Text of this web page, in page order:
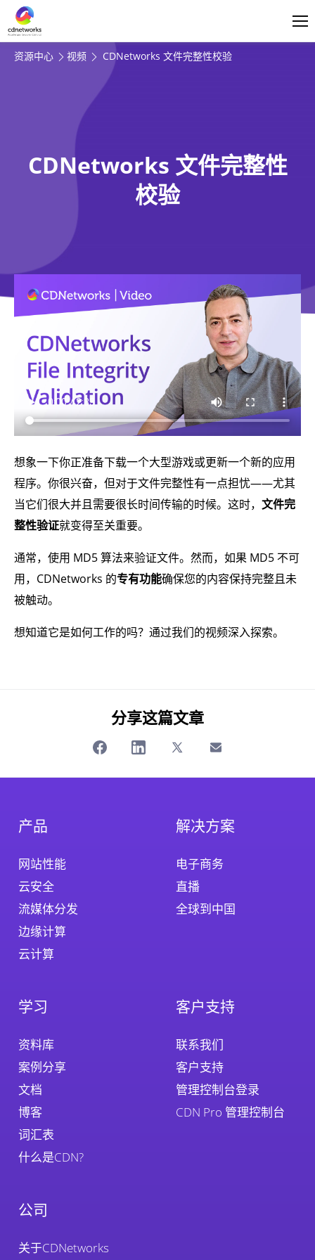
资源中心 视频 CDNetworks 文件完整性校验
CDNetworks 文件完整性
校验
想象一下你正准备下载一个大型游戏或更新一个新的应用
程序。你很兴奋，但对于文件完整性有一点担忧——尤其
当它们很大并且需要很长时间传输的时候。这时， 文件完
整性验证就变得至关重要。
通常，使用 MD5 算法来验证文件。然而，如果 MD5 不可
用，CDNetworks 的专有功能确保您的内容保持完整且未
被触动。
想知道它是如何工作的吗？通过我们的视频深入探索。
分享这篇文章
产品
网站性能
云安全
流媒体分发
边缘计算
云计算
解决方案
电子商务
直播
全球到中国
学习
资料库
案例分享
文档
博客
词汇表
什么是CDN?
客户支持
联系我们
客户支持
管理控制台登录
CDN Pro 管理控制台
公司
关于CDNetworks